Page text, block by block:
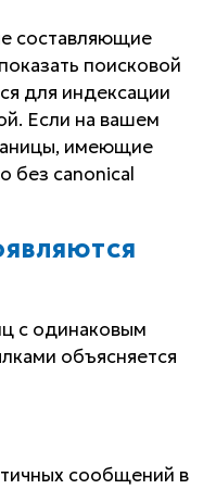
составляющие
поисковой
для индексации
Если на вашем
имеющие
без canonical
с одинаковым
объясняется
сообщений в